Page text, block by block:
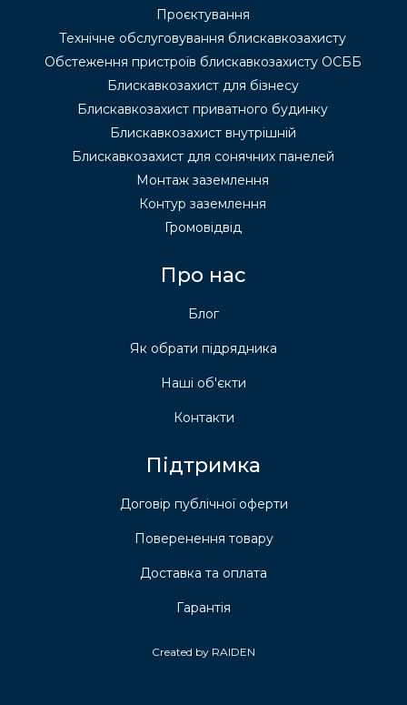
Проєктування
Технічне обслуговування блискавкозахисту
Обстеження пристроїв блискавкозахисту ОСББ
Блискавкозахист для бізнесу
Блискавкозахист приватного будинку
Блискавкозахист внутрішній
Блискавкозахист для сонячних панелей
Монтаж заземлення
Контур заземлення
Громовідвід
Про нас
Блог
Як обрати підрядника
Наші об'єкти
Контакти
Підтримка
Договір публічної оферти
Поверенення товару
Доставка та оплата
Гарантія
Created by RAIDEN